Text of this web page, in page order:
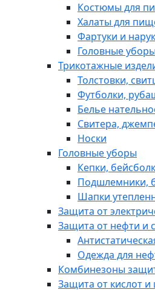
Костюмы для
Халаты для
Фартуки и
Головные уборы
Трикотажные
Толстовки,
Футболки,
Белье
Свитера,
Носки
Головные уборы
Кепки,
Подшлемники,
Шапки
Защита от
Защита от нефти и
Одежда для
Комбинезоны
Защита от кислот